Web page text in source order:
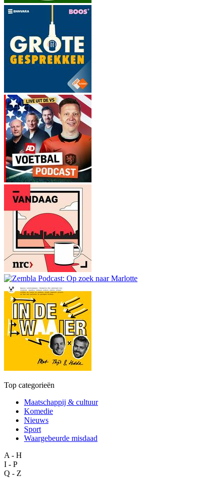
Top categorieën
Maatschappij & cultuur
Komedie
Nieuws
Sport
Waargebeurde misdaad
A - H
I - P
Q - Z